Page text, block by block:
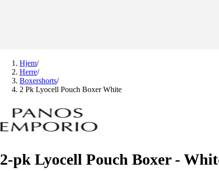
Hjem/
Herre/
Boxershorts/
2 Pk Lyocell Pouch Boxer White
2-pk Lyocell Pouch Boxer -